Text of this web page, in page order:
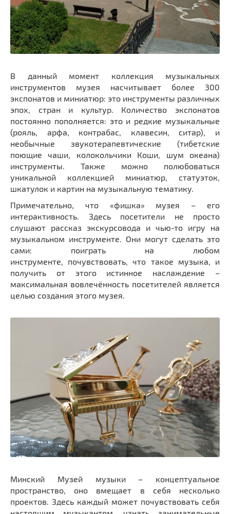
В данный момент коллекция музыкальных
инструментов музея насчитывает более 300
экспонатов и миниатюр: это инструменты различных
эпох, стран и культур. Количество экспонатов
постоянно пополняется: это и редкие музыкальные
(рояль, арфа, контрабас, клавесин, ситар), и
необычные звукотерапевтические (тибетские
поющие чаши, колокольчики Коши, шум океана)
инструменты. Также можно полюбоваться
уникальной коллекцией миниатюр, статуэток,
шкатулок и картин на музыкальную тематику.
Примечательно, что «фишка» музея – его
интерактивность. Здесь посетители не просто
слушают рассказ экскурсовода и чью-то игру на
музыкальном инструменте. Они могут сделать это
сами: поиграть на любом
инструменте, почувствовать, что такое музыка, и
получить от этого истинное наслаждение –
максимальная вовлечённость посетителей является
целью создания этого музея.
Минский Музей музыки – концептуальное
пространство, оно вмещает в себя несколько
проектов. Здесь каждый может почувствовать себя